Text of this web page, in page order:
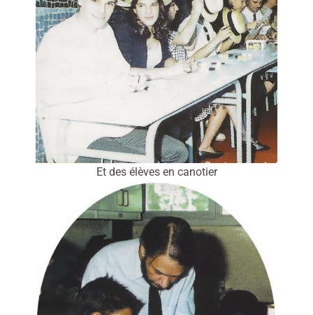
Et des élèves en canotier